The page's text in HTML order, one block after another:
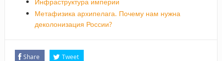
Метафизика архипелага. Почему нам нужна
деколонизация России?
Share Tweet